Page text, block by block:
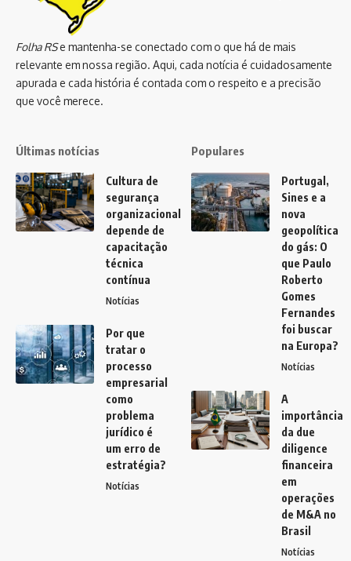
Folha RSe mantenha-se conectado com o que há de mais
relevante em nossa região. Aqui, cada notícia é cuidadosamente
apurada e cada história é contada com o respeito e a precisão
que você merece.
Últimas notícias
Cultura de
segurança
organizacional
depende de
capacitação
técnica
contínua
Notícias
Por que
tratar o
processo
empresarial
como
problema
jurídico é
um erro de
estratégia?
Notícias
Populares
Portugal,
Sines e a
nova
geopolítica
do gás: O
que Paulo
Roberto
Gomes
Fernandes
foi buscar
na Europa?
Notícias
A
importância
da due
diligence
financeira
em
operações
de M&A no
Brasil
Notícias